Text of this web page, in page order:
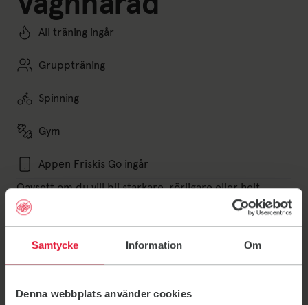
Samtycke Information Om
Denna webbplats använder cookies
All träning ingår
Gruppträning
Spinning
Gym
Appen Friskis Go ingår
Oavsett om du vill bli starkare, rörligare eller helt
enkelt må bra har vi träningen för dig. Vi håller till på
Nero Center i Vagnhärad men du hittar oss också i
Gruppträning och vår träningsapp Friskis Go ingår
alltid.